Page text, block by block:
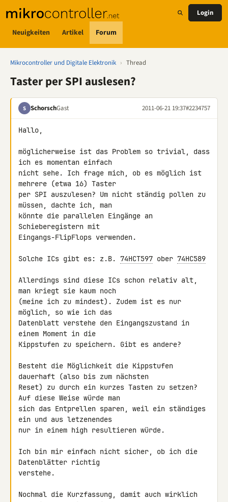
Neuigkeiten Artikel Forum
Login
Mikrocontroller und Digitale Elektronik › Thread
Taster per SPI auslesen?
S SchorschGast 2011-06-21 19:37#2234757
Hallo,
möglicherweise ist das Problem so trivial, dass
ich es momentan einfach
nicht sehe. Ich frage mich, ob es möglich ist
mehrere (etwa 16) Taster
per SPI auszulesen? Um nicht ständig pollen zu
müssen, dachte ich, man
könnte die parallelen Eingänge an
Schieberegistern mit
Eingangs-FlipFlops verwenden.
Solche ICs gibt es: z.B. 74HCT597 ober 74HC589
Allerdings sind diese ICs schon relativ alt,
man kriegt sie kaum noch
(meine ich zu mindest). Zudem ist es nur
möglich, so wie ich das
Datenblatt verstehe den Eingangszustand in
einem Moment in die
Kippstufen zu speichern. Gibt es andere?
Besteht die Möglichkeit die Kippstufen
dauerhaft (also bis zum nächsten
Reset) zu durch ein kurzes Tasten zu setzen?
Auf diese Weise würde man
sich das Entprellen sparen, weil ein ständiges
ein und aus letzenendes
nur in einem high resultieren würde.
Ich bin mir einfach nicht sicher, ob ich die
Datenblätter richtig
verstehe.
Nochmal die Kurzfassung, damit auch wirklich